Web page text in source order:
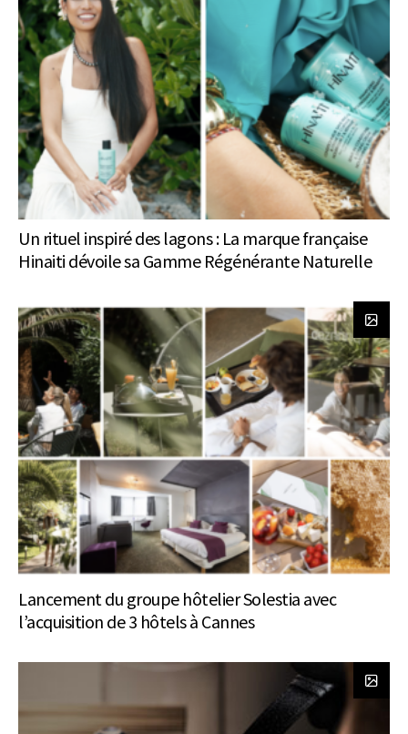
Un rituel inspiré des lagons : La marque française
Hinaiti dévoile sa Gamme Régénérante Naturelle
Lancement du groupe hôtelier Solestia avec
l’acquisition de 3 hôtels à Cannes